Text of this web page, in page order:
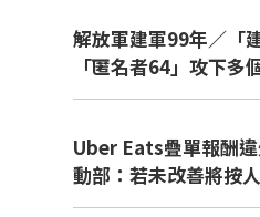
解放軍建軍99年／「
「匿名者64」攻下多
Uber Eats疊單報酬
動部：若未改善將按